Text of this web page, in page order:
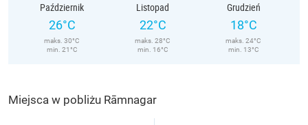
Październik
26°C
maks. 30°C
min. 21°C
Listopad
22°C
maks. 28°C
min. 16°C
Grudzień
18°C
maks. 24°C
min. 13°C
Miejsca w pobliżu Rāmnagar